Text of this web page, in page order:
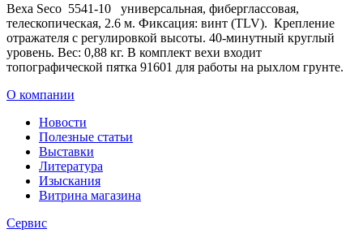
Веха Seco 5541-10 универсальная, фиберглассовая,
телескопическая, 2.6 м. Фиксация: винт (TLV). Крепление
отражателя с регулировкой высоты. 40-минутный круглый
уровень. Вес: 0,88 кг. В комплект вехи входит
топографической пятка 91601 для работы на рыхлом грунте.
О компании
Новости
Полезные статьи
Выставки
Литература
Изыскания
Витрина магазина
Сервис